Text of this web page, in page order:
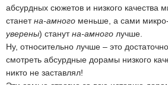
абсурдных сюжетов и низкого качества
станетна-амного меньше, а сами
уверены) станутна-амного лучше.
Ну, относительно лучше – это
смотреть абсурдные дорамы низкого
никто не заставлял!